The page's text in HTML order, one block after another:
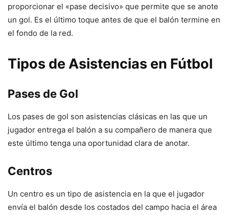
proporcionar el «pase decisivo» que permite que se anote
un gol. Es el último toque antes de que el balón termine en
el fondo de la red.
Tipos de Asistencias en Fútbol
Pases de Gol
Los pases de gol son asistencias clásicas en las que un
jugador entrega el balón a su compañero de manera que
este último tenga una oportunidad clara de anotar.
Centros
Un centro es un tipo de asistencia en la que el jugador
envía el balón desde los costados del campo hacia el área